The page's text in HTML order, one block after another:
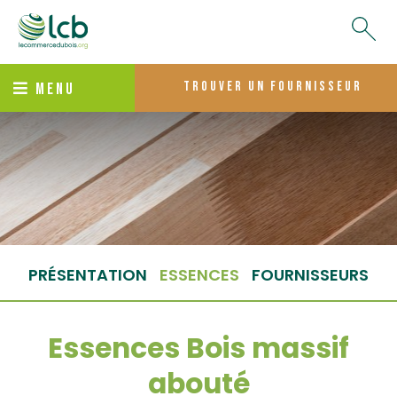
MENU trouver un fournisseur
PRÉSENTATION ESSENCES FOURNISSEURS
Essences Bois massif
abouté